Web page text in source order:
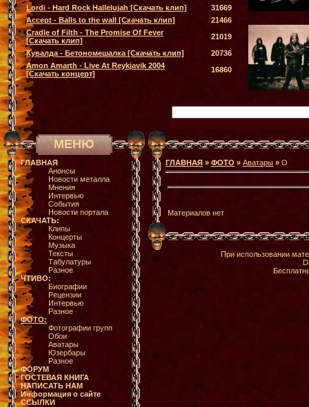
Lordi - Hard Rock Hallelujah [Скачать клип]
31669
Accept - Balls to the wall [Скачать клип]
21466
Cradle of Filth - The Promise Of Fever
[Скачать клип]
21019
Кувалда - Бетономешалка [Скачать клип]
20736
Amon Amarth - Live At Reykjavik 2004
[Скачать концерт]
16860
МЕНЮ
ГЛАВНАЯ
Анонсы
Новости металла
Мнения
Интервью
События
Новости портала
СКАЧАТЬ:
Клипы
Концерты
Музыка
Тексты
Табулатуры
Разное
ЧТИВО:
Биографии
Рецензии
Интервью
Разное
ФОТО:
Фотографии групп
Обои
Аватары
Юзербары
Разное
ФОРУМ
ГОСТЕВАЯ КНИГА
НАПИСАТЬ НАМ
Информация о сайте
ССЫЛКИ
ГЛАВНАЯ » ФОТО » Аватары » O
Материалов нет
При использовании